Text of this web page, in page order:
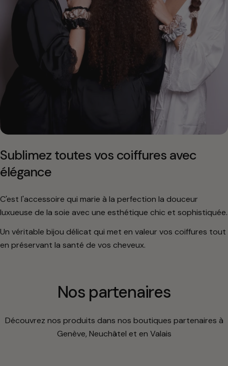
Sublimez toutes vos coiffures avec
élégance
C'est l'accessoire qui marie à la perfection la douceur
luxueuse de la soie avec une esthétique chic et sophistiquée.
Un véritable bijou délicat qui met en valeur vos coiffures tout
en préservant la santé de vos cheveux.
Nos partenaires
Découvrez nos produits dans nos boutiques partenaires à
Genève, Neuchâtel et en Valais